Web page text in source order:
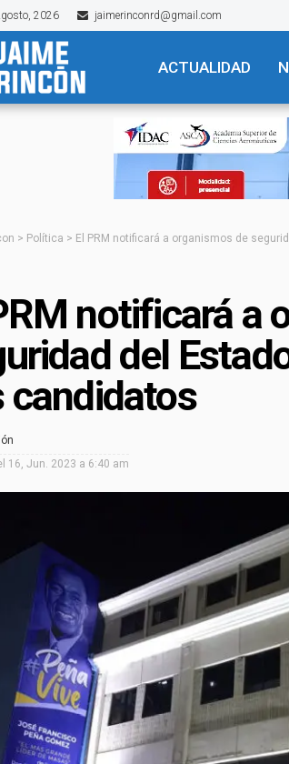
2026 jaimerinconrd@gmail.com
ACTUALIDAD
> Política > El PRM notificará a organismos de
notificará a
del
candidatos
16, Jun. 2023 a 6:40 am